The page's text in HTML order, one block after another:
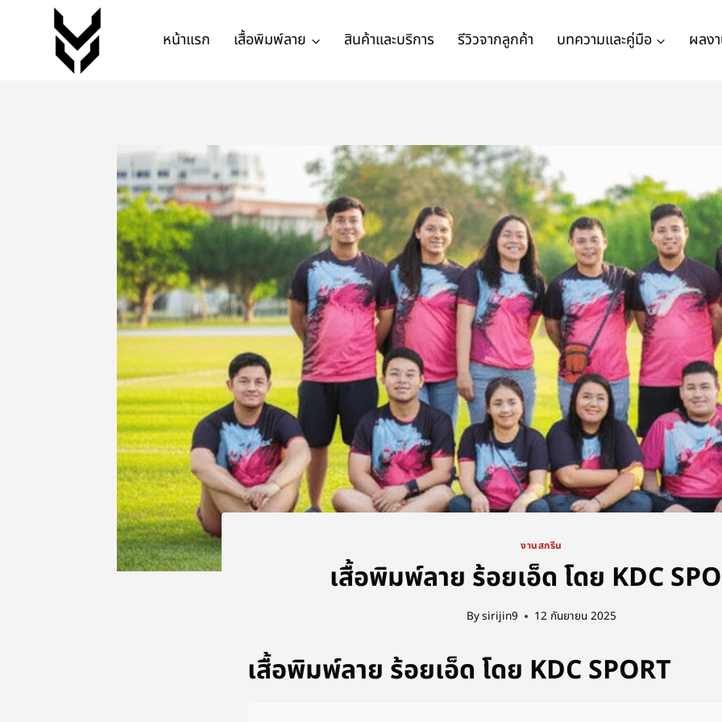
หน้าแรก เสื้อพิมพ์ลาย สินค้าและบริการ รีวิวจากลูกค้า บทความและคู่มือ ผลง
งานสกรีน
เสื้อพิมพ์ลาย ร้อยเอ็ด โดย KDC
Bysirijin9 12 กันยายน 2025
เสื้อพิมพ์ลาย ร้อยเอ็ด โดย KDC SPORT